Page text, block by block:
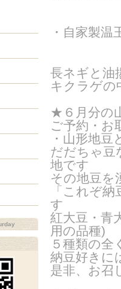
・自家製
長ネギと油
キクラゲの
★６月分の
ご予約・お
・山形地
だだちゃ豆
地です
その地豆を
「これぞ
す
紅大豆・青
用の品種)
５種類の全
納豆好きに
是非、お召